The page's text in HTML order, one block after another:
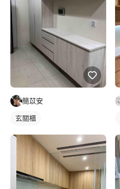
簡苡安
玄關櫃